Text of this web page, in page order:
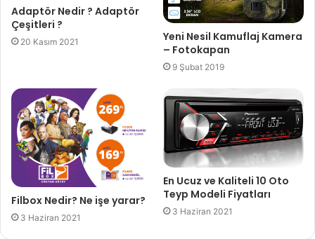
Adaptör Nedir ? Adaptör
Çeşitleri ?
20 Kasım 2021
Yeni Nesil Kamuflaj Kamera
– Fotokapan
9 Şubat 2019
Filbox Nedir? Ne işe yarar?
3 Haziran 2021
En Ucuz ve Kaliteli 10 Oto
Teyp Modeli Fiyatları
3 Haziran 2021